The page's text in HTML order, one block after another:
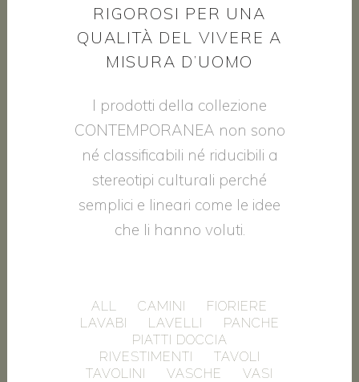
RIGOROSI PER UNA
QUALITÀ DEL VIVERE A
MISURA D’UOMO
I prodotti della collezione
CONTEMPORANEA non sono
né classificabili né riducibili a
stereotipi culturali perché
semplici e lineari come le idee
che li hanno voluti.
ALL CAMINI
FIORIERE
LAVABI
LAVELLI
PANCHE
PIATTI DOCCIA
RIVESTIMENTI
TAVOLI
TAVOLINI
VASCHE VASI